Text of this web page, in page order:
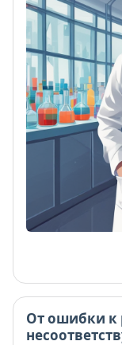
От ошибки к